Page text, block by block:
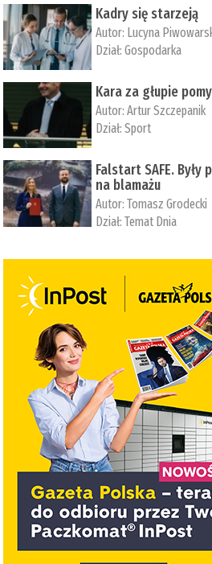
Kadry się starzeją
Autor: Lucyna
Dział:Gospodarka
Kara za głupie
Autor:Artur Szczepanik
Dział:Sport
Falstart SAFE. Były
na blamażu
Autor:Tomasz Grodecki
Dział:Temat Dnia